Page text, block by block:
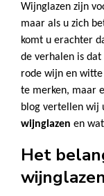
Wijnglazen zijn
maar als u zich
komt u erachter
de verhalen is
rode wijn en
te merken, maar
blog vertellen wij
wijnglazen en
Het
wijnglazen